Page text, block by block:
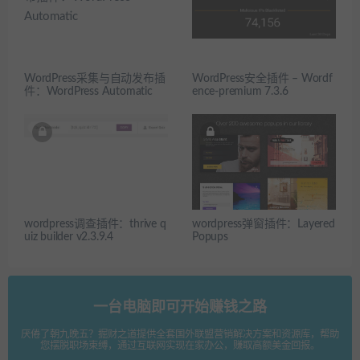
WordPress采集与自动发布插
件：WordPress Automatic
WordPress安全插件 – Wordf
ence-premium 7.3.6
wordpress调查插件：thrive q
uiz builder v2.3.9.4
wordpress弹窗插件：Layered
Popups
一台电脑即可开始赚钱之路
厌倦了朝九晚五？掘财之道提供全套国外联盟营销解决方案和资源库，帮助
您摆脱职场束缚，通过互联网实现在家办公，赚取高额美金回报。